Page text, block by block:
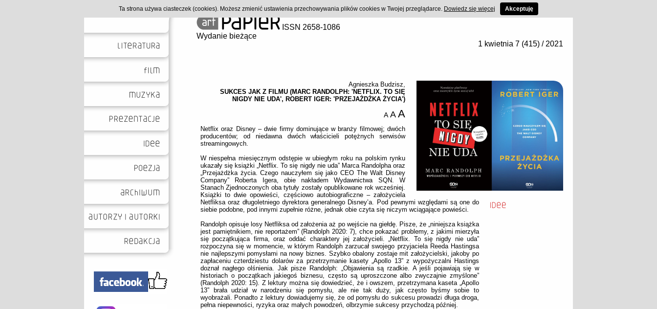
ISSN 2658-1086
Wydanie bieżące
1 kwietnia 7 (415) / 2021
Agnieszka Budzisz,
SUKCES JAK Z FILMU (MARC RANDOLPH: 'NETFLIX. TO SIĘ
NIGDY NIE UDA', ROBERT IGER: 'PRZEJAŻDŻKA ŻYCIA')
A A A
Netflix oraz Disney – dwie firmy dominujące w branży filmowej; dwóch
producentów; od niedawna dwóch właścicieli potężnych serwisów
streamingowych.
W niespełna miesięcznym odstępie w ubiegłym roku na polskim rynku
ukazały się książki „Netflix. To się nigdy nie uda” Marca Randolpha oraz
„Przejażdżka życia. Czego nauczyłem się jako CEO The Walt Disney
Company” Roberta Igera, obie nakładem Wydawnictwa SQN. W
Stanach Zjednoczonych oba tytuły zostały opublikowane rok wcześniej.
Książki to dwie opowieści, częściowo autobiograficzne – założyciela
Netfliksa oraz długoletniego dyrektora generalnego Disney’a. Pod pewnymi względami są one do
siebie podobne, pod innymi zupełnie różne, jednak obie czyta się niczym wciągające powieści.
Randolph opisuje losy Netfliksa od założenia aż po wejście na giełdę. Pisze, że „niniejsza książka
jest pamiętnikiem, nie reportażem” (Randolph 2020: 7), chce pokazać problemy, z jakimi mierzyła
się początkująca firma, oraz oddać charaktery jej założycieli. „Netflix. To się nigdy nie uda”
rozpoczyna się w momencie, w którym Randolph zarzucał swojego przyjaciela Reeda Hastingsa
nie najlepszymi pomysłami na nowy biznes. Szybko obalony zostaje mit założycielski, jakoby po
zapłaceniu czterdziestu dolarów za przetrzymanie kasety „Apollo 13” z wypożyczalni Hastings
doznał nagłego olśnienia. Jak pisze Randolph: „Objawienia są rzadkie. A jeśli pojawiają się w
historiach o początkach jakiegoś biznesu, często są uproszczone albo zwyczajnie zmyślone”
(Randolph 2020: 15). Z lektury można się dowiedzieć, że i owszem, przetrzymana kaseta „Apollo
13” brała udział w narodzeniu się pomysłu, ale nie tak duży, jak często byśmy sobie to
wyobrażali. Ponadto z lektury dowiadujemy się, że od pomysłu do sukcesu prowadzi długa droga,
pełna niepewności, ryzyka oraz małych powodzeń, olbrzymie sukcesy przychodzą później.
Ta strona używa ciasteczek (cookies). Możesz zmienić ustawienia przechowywania plików cookies w Twojej przeglądarce. Dowiedz się więcej Akceptuję